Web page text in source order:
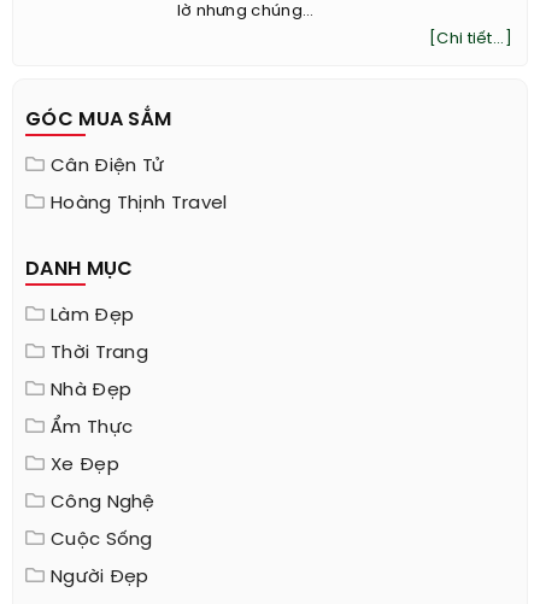
lờ nhưng chúng...
[Chi tiết...]
GÓC MUA SẮM
Cân Điện Tử
Hoàng Thịnh Travel
DANH MỤC
Làm Đẹp
Thời Trang
Nhà Đẹp
Ẩm Thực
Xe Đẹp
Công Nghệ
Cuộc Sống
Người Đẹp